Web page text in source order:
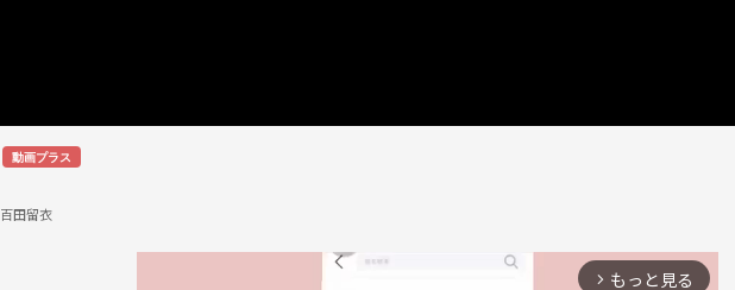
動画プラス
百田留衣
arrow_forward_ios もっと見る